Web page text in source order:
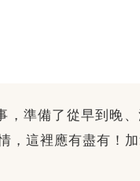
準備了從早到晚
，這裡應有盡有！